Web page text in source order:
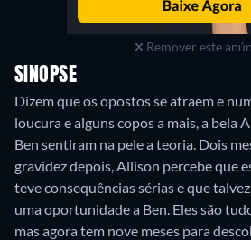
Remover este
SINOPSE
Dizem que os opostos se atraem e
loucura e alguns copos a mais, a bela
Ben sentiram na pele a teoria. Dois
gravidez depois, Allison percebe que
teve consequências sérias e que
uma oportunidade a Ben. Eles são
mas agora tem nove meses para